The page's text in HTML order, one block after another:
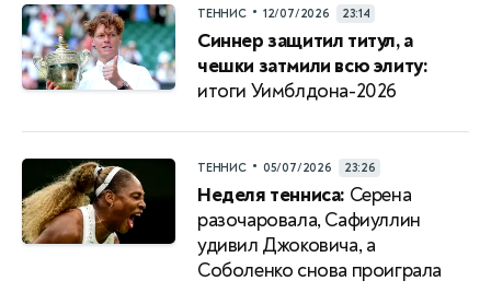
ТЕННИС • 12/07/2026 23:14
Синнер защитил титул, а
чешки затмили всю элиту:
итоги Уимблдона-2026
ТЕННИС • 05/07/2026 23:26
Неделя тенниса: Серена
разочаровала, Сафиуллин
удивил Джоковича, а
Соболенко снова проиграла